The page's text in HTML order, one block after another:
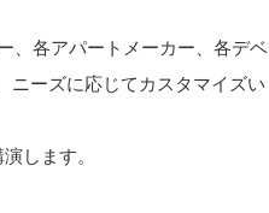
、各アパートメーカー、各デベ
ーズに応じてカスタマイズい
します。